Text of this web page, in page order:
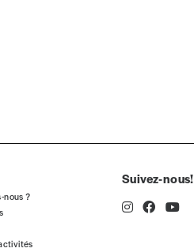
nous ?
Suivez-nous!